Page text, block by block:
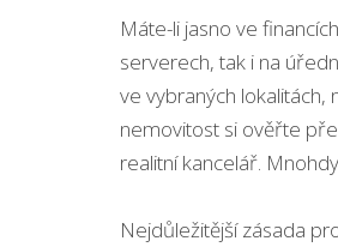
Máte-li jasno ve
serverech, tak i na
ve vybraných
nemovitost si ověřte
realitní kancelář.
Nejdůležitější zásada